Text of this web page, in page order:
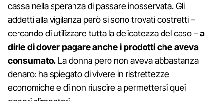
cassa nella speranza di passare inosservata. Gli
addetti alla vigilanza però si sono trovati costretti –
cercando di utilizzare tutta la delicatezza del caso –a
dirle di dover pagare anche i prodotti che aveva
consumato. La donna però non aveva abbastanza
denaro: ha spiegato di vivere in ristrettezze
economiche e di non riuscire a permettersi quei